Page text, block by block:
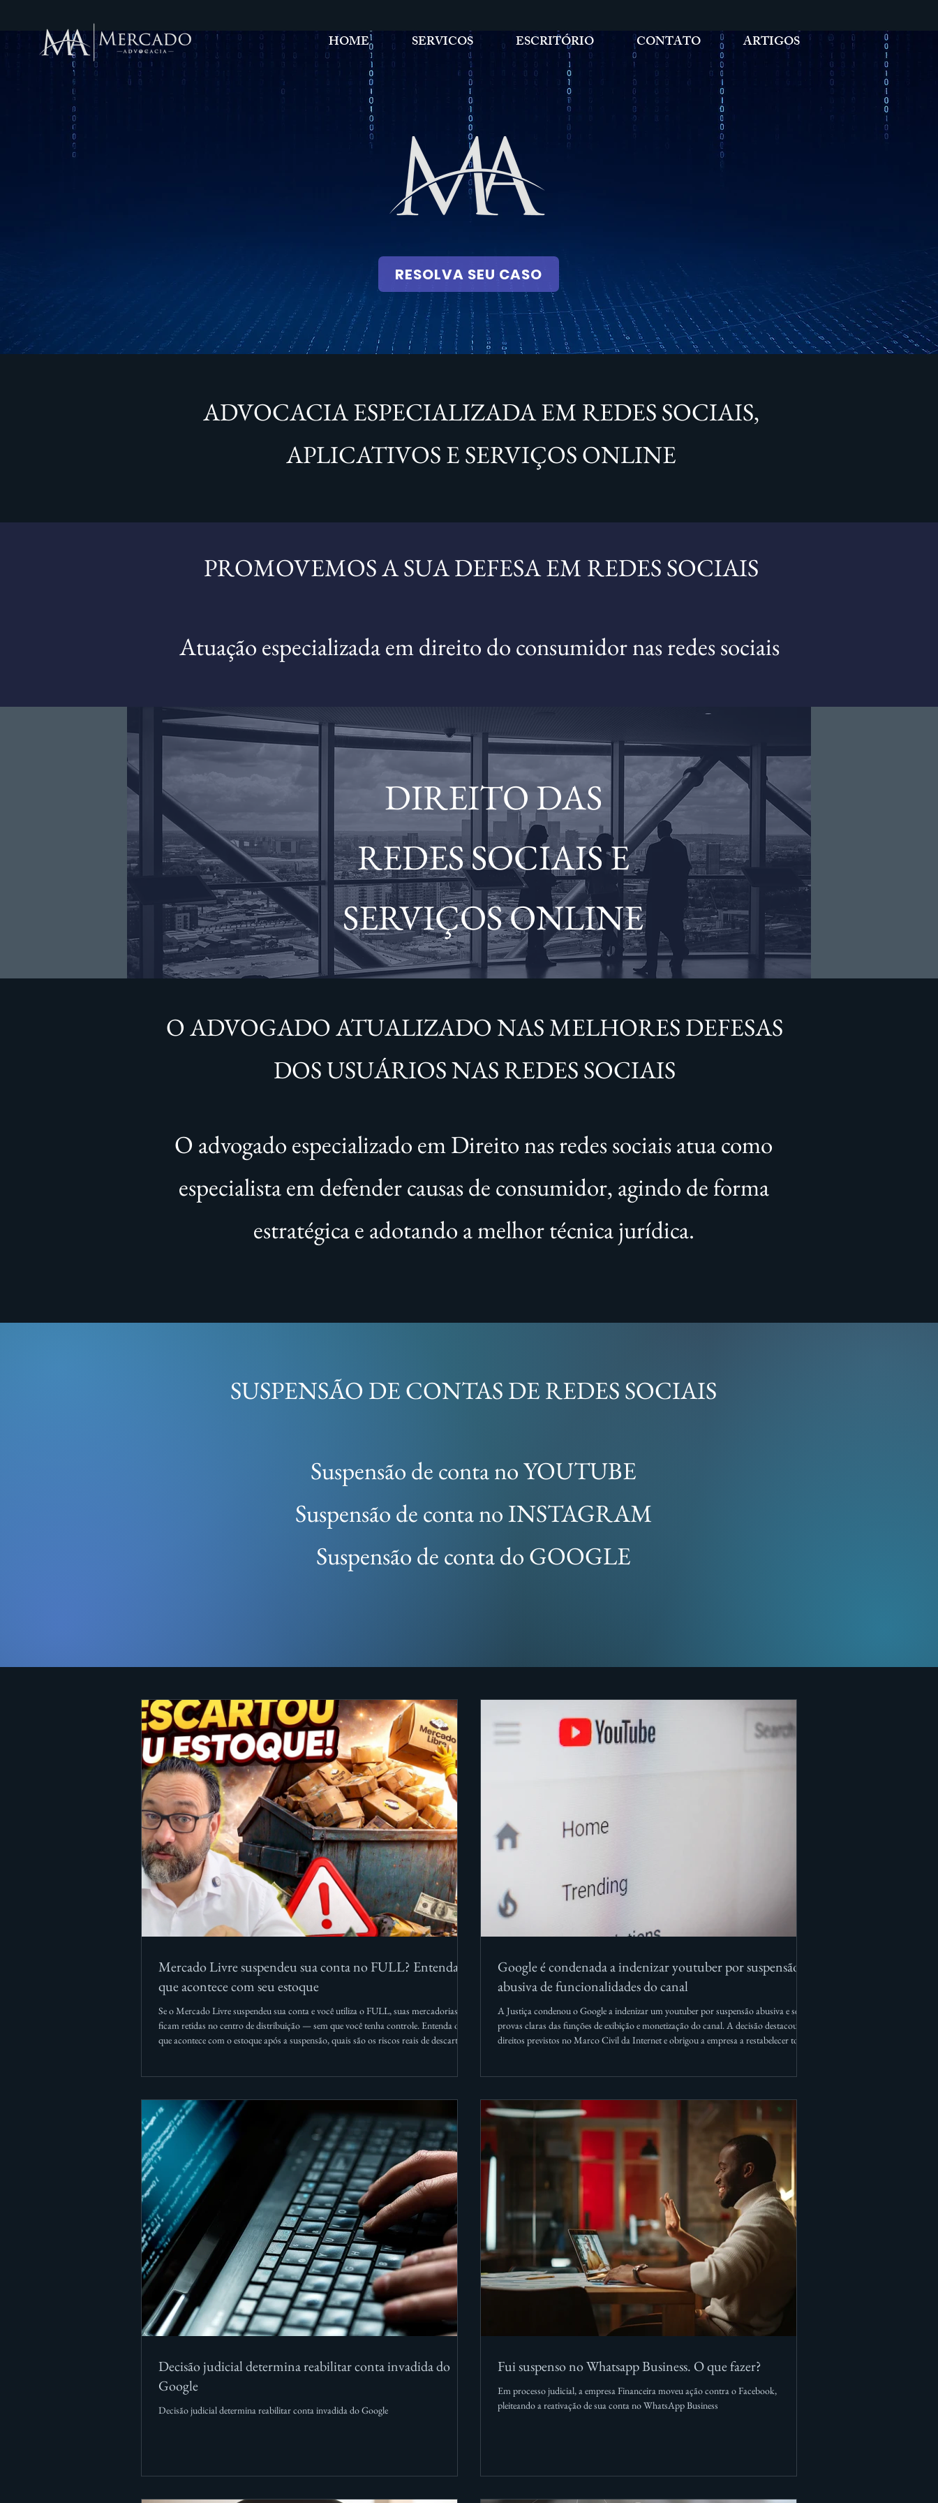
HOME SERVICOS ESCRITÓRIO CONTATO ARTIGOS
RESOLVA SEU CASO
ADVOCACIA ESPECIALIZADA EM REDES SOCIAIS,
APLICATIVOS E SERVIÇOS ONLINE
PROMOVEMOS A SUA DEFESA EM REDES SOCIAIS
Atuação especializada em direito do consumidor nas redes sociais
DIREITO DAS
REDES SOCIAIS E
SERVIÇOS ONLINE
O ADVOGADO ATUALIZADO NAS MELHORES DEFESAS
DOS USUÁRIOS NAS REDES SOCIAIS
O advogado especializado em Direito nas redes sociais atua como
especialista em defender causas de consumidor, agindo de forma
estratégica e adotando a melhor técnica jurídica.
SUSPENSÃO DE CONTAS DE REDES SOCIAIS
Suspensão de conta no YOUTUBE
Suspensão de conta no INSTAGRAM
Suspensão de conta do GOOGLE
Mercado Livre suspendeu sua conta no FULL? Entenda o
que acontece com seu estoque
Se o Mercado Livre suspendeu sua conta e você utiliza o FULL, suas mercadorias
ficam retidas no centro de distribuição — sem que você tenha controle. Entenda o
que acontece com o estoque após a suspensão, quais são os riscos reais de descarte e o
Google é condenada a indenizar youtuber por suspensão
abusiva de funcionalidades do canal
A Justiça condenou o Google a indenizar um youtuber por suspensão abusiva e sem
provas claras das funções de exibição e monetização do canal. A decisão destacou
direitos previstos no Marco Civil da Internet e obrigou a empresa a restabelecer todas
Decisão judicial determina reabilitar conta invadida do
Google
Decisão judicial determina reabilitar conta invadida do Google
Fui suspenso no Whatsapp Business. O que fazer?
Em processo judicial, a empresa Financeira moveu ação contra o Facebook,
pleiteando a reativação de sua conta no WhatsApp Business